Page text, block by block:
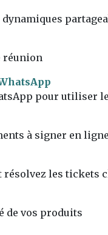
réunion
pour utiliser
à signer en
résolvez les tickets
de vos produits